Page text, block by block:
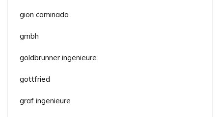
gion caminada
gmbh
goldbrunner ingenieure
gottfried
graf ingenieure